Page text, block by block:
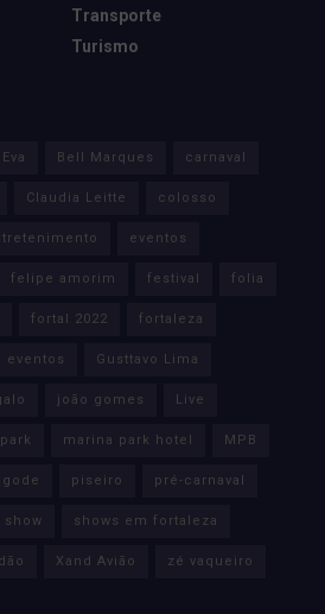
Transporte
Turismo
Bell Marques carnaval
Claudia Leitte colosso
eventos
felipe amorim festival folia
fortal 2022 fortaleza
eventos Gusttavo Lima
joão gomes Live
marina park hotel MPB
piseiro pré-carnaval
show shows em fortaleza
Xand Avião zé vaqueiro